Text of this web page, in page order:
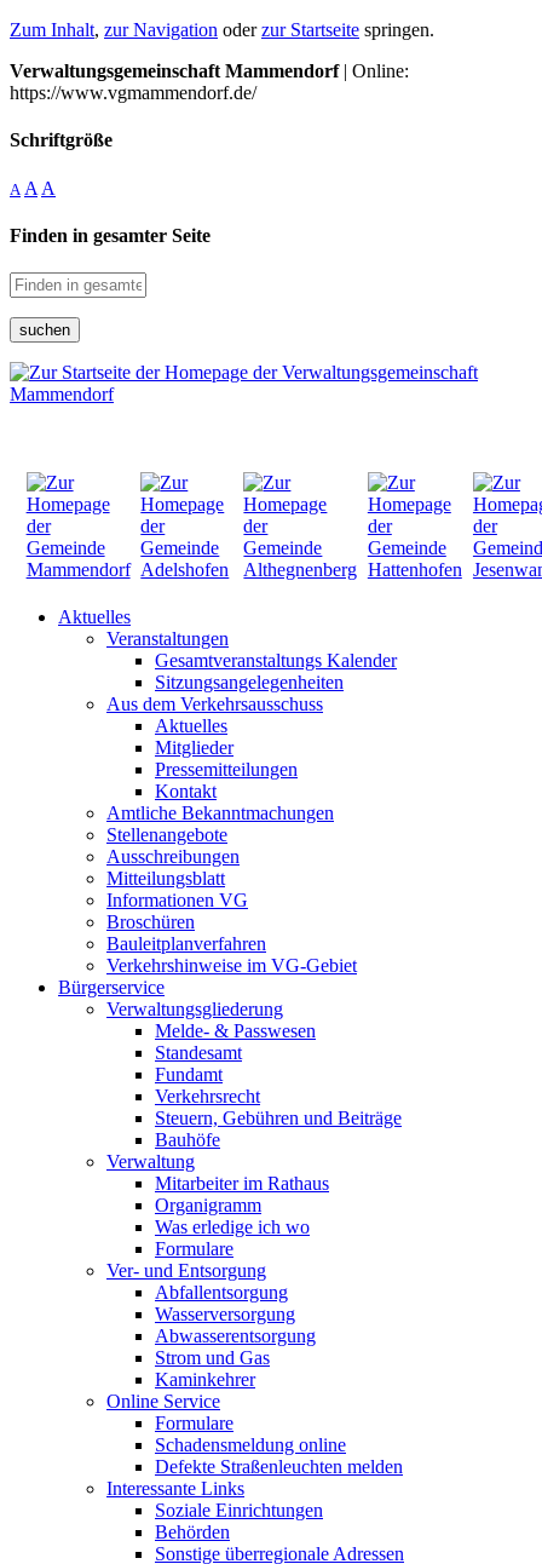
Zum Inhalt, zur Navigation oderzur Startseite springen.
Verwaltungsgemeinschaft Mammendorf| Online:
https://www.vgmammendorf.de/
Schriftgröße
A A A
Finden in gesamter Seite
suchen
Aktuelles
Veranstaltungen
Gesamtveranstaltungs Kalender
Sitzungsangelegenheiten
Aus dem Verkehrsausschuss
Aktuelles
Mitglieder
Pressemitteilungen
Kontakt
Amtliche Bekanntmachungen
Stellenangebote
Ausschreibungen
Mitteilungsblatt
Informationen VG
Broschüren
Bauleitplanverfahren
Verkehrshinweise im VG-Gebiet
Bürgerservice
Verwaltungsgliederung
Melde- & Passwesen
Standesamt
Fundamt
Verkehrsrecht
Steuern, Gebühren und Beiträge
Bauhöfe
Verwaltung
Mitarbeiter im Rathaus
Organigramm
Was erledige ich wo
Formulare
Ver- und Entsorgung
Abfallentsorgung
Wasserversorgung
Abwasserentsorgung
Strom und Gas
Kaminkehrer
Online Service
Formulare
Schadensmeldung online
Defekte Straßenleuchten melden
Interessante Links
Soziale Einrichtungen
Behörden
Sonstige überregionale Adressen